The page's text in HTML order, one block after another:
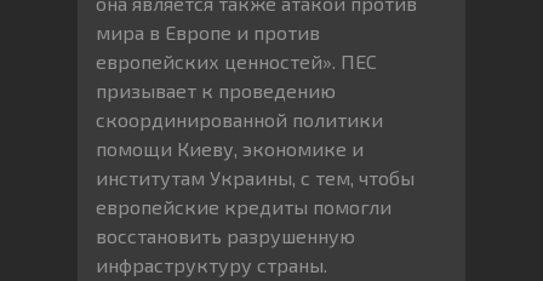
мира в Европе и против
европейских ценностей». ПЕС
призывает к проведению
скоординированной политики
помощи Киеву, экономике и
институтам Украины, с тем, чтобы
европейские кредиты помогли
восстановить разрушенную
инфраструктуру страны.